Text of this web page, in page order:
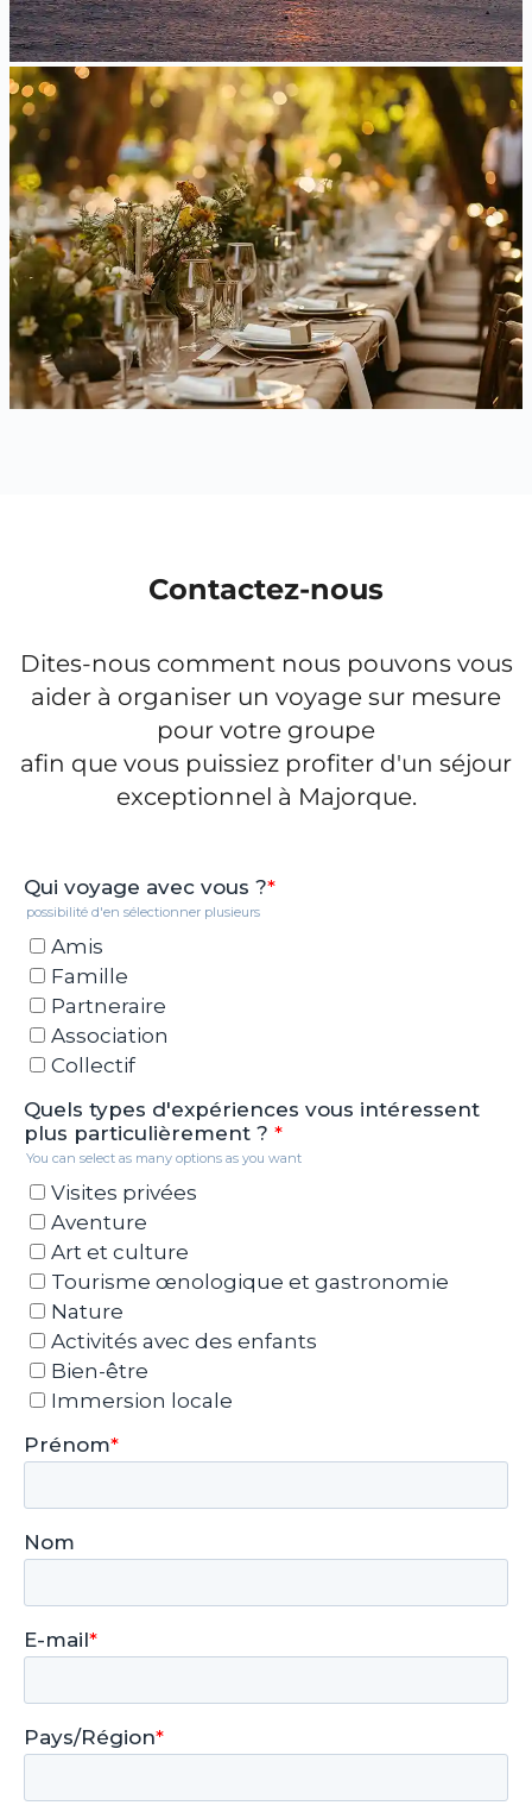
Contactez-nous
Dites-nous comment nous pouvons vous
aider à organiser un voyage sur mesure
pour votre groupe
afin que vous puissiez profiter d'un séjour
exceptionnel à Majorque.